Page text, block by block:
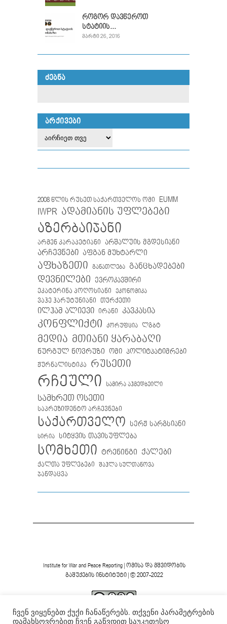
როგორ დავწეროთ
სტატიის...
ᲛᲐᲠᲢᲘ 26, 2016
ᲫᲔᲑᲜᲐ
ᲐᲠᲥᲘᲕᲔᲑᲘ
2008 წლის რუსეთ საქართველოს ომი EUMM
IWPR ადამიანის უფლებები
აზერბაიჯანი
არმენ კარაპეტიანი არშალუის მგდესიანი
არჩევნები აფგან მუხტარლი
აფხაზეთი განათლება განცხადებები
დევნილები
ევროკავშირი
ეკატერინა პოღოსიანი
ეკონომიკა
ვაჰე ჰარუტუნიანი თურქეთი
ილჰამ ალიევი ირანი კავკასია
კონფლიქტი კორუფცია ლგბტ
მედია მთიანი ყარაბაღი
ნურგულ ნოვრუზი ომი პოლიტპატიმრები
ჟურნალისტიკა
რუსეთი
რჩეული სამირა აჰმედბეილი
სამხრეთ ოსეთი
საპრეზიდენტო არჩევნები
საქართველო სერჟ სარგსიანი
სირია სიტყვის თავისუფლება
სომხეთი ტრენინგი ქალები
ქალთა უფლებები შაჰლა სულთანოვა
ჯანდაცვა
Institute for War and Peace Reporting| ომისა და მშვიდობის
გაშუქების ინსტიტუტი| © 2007-2022
ვებგვერდის ფორმა და შინაარსი დაცულიაCreative
ჩვენ ვიყენებთ ქუქი ჩანაწერებს. თქვენი პარამეტრების
დამახსოვრებით ჩვენ გაწვდით საუკეთესო